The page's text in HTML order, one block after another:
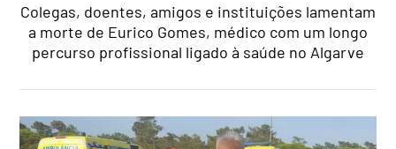
Colegas, doentes, amigos e instituições lamentam
a morte de Eurico Gomes, médico com um longo
percurso profissional ligado à saúde no Algarve